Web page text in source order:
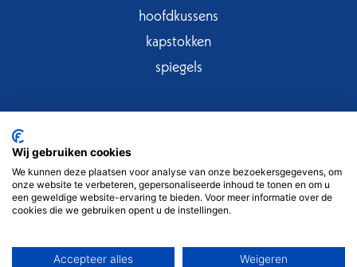
hoofdkussens
kapstokken
spiegels
Copyright © 2025
Ambachtenlaan 20, B3300 Tienen
Tel 016 80 53 92
Wij gebruiken cookies
We kunnen deze plaatsen voor analyse van onze bezoekersgegevens, om
onze website te verbeteren, gepersonaliseerde inhoud te tonen en om u
een geweldige website-ervaring te bieden. Voor meer informatie over de
cookies die we gebruiken opent u de instellingen.
Accepteer alles Weigeren